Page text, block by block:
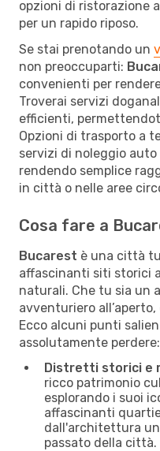
opzioni di ristorazione
per un rapido riposo.
Se stai prenotando un
non preoccuparti:
convenienti per
Troverai servizi
efficienti,
Opzioni di trasporto a
servizi di noleggio
rendendo semplice
in città o nelle aree
Cosa fare a
Bucarest è una città
affascinanti siti storici
naturali. Che tu sia un
avventuriero
Ecco alcuni punti
assolutamente perdere:
Distretti storici e
ricco patrimonio
esplorando i suoi
affascinanti
dall'architettura
passato della città.